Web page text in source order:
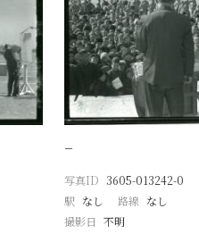
−
写真ID 3605-013242-0
駅 なし 路線 なし
撮影日 不明